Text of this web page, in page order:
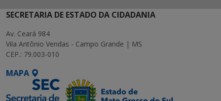
SECRETARIA DE ESTADO DA CIDADANIA
Av. Ceará 984
Vila Antônio Vendas - Campo Grande | MS
CEP.: 79.003-010
MAPA